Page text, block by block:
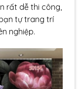
rất dễ thi công,
tự trang trí
nghiệp.